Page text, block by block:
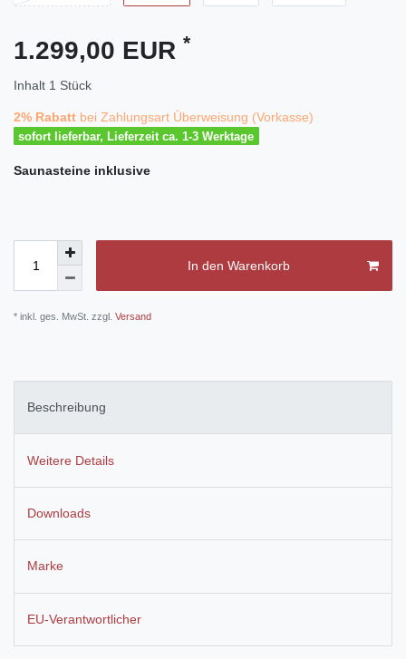
1.299,00 EUR *
Inhalt 1 Stück
2% Rabatt bei Zahlungsart Überweisung (Vorkasse)
sofort lieferbar, Lieferzeit ca. 1-3 Werktage
Saunasteine inklusive
In den Warenkorb
* inkl. ges. MwSt. zzgl. Versand
Beschreibung
Weitere Details
Downloads
Marke
EU-Verantwortlicher